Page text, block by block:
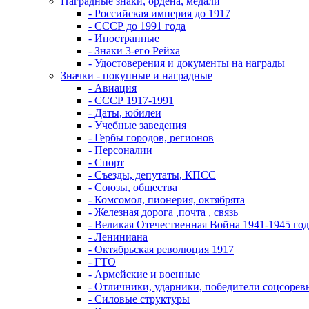
- Российская империя до 1917
- СССР до 1991 года
- Иностранные
- Знаки 3-его Рейха
- Удостоверения и документы на награды
Значки - покупные и наградные
- Авиация
- СССР 1917-1991
- Даты, юбилеи
- Учебные заведения
- Гербы городов, регионов
- Персоналии
- Спорт
- Съезды, депутаты, КПСС
- Союзы, общества
- Комсомол, пионерия, октябрята
- Железная дорога ,почта , связь
- Великая Отечественная Война 1941-1945
- Лениниана
- Октябрьская революция 1917
- ГТО
- Армейские и военные
- Отличники, ударники, победители
- Силовые структуры